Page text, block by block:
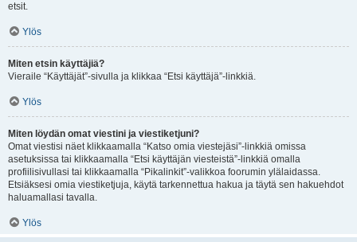
etsit.
Ylös
Miten etsin käyttäjiä?
Vieraile “Käyttäjät”-sivulla ja klikkaa “Etsi käyttäjä”-linkkiä.
Ylös
Miten löydän omat viestini ja viestiketjuni?
Omat viestisi näet klikkaamalla “Katso omia viestejäsi”-linkkiä omissa
asetuksissa tai klikkaamalla “Etsi käyttäjän viesteistä”-linkkiä omalla
profiilisivullasi tai klikkaamalla “Pikalinkit”-valikkoa foorumin ylälaidassa.
Etsiäksesi omia viestiketjuja, käytä tarkennettua hakua ja täytä sen hakuehdot
haluamallasi tavalla.
Ylös